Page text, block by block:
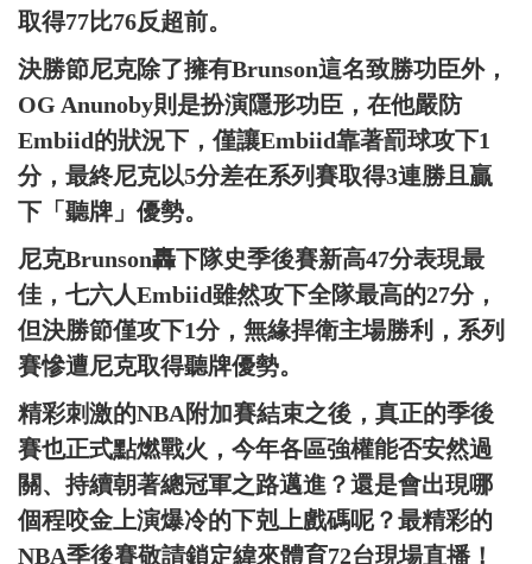
取得77比76反超前。
決勝節尼克除了擁有Brunson這名致勝功臣外，
OG Anunoby則是扮演隱形功臣，在他嚴防
Embiid的狀況下，僅讓Embiid靠著罰球攻下1
分，最終尼克以5分差在系列賽取得3連勝且贏
下「聽牌」優勢。
尼克Brunson轟下隊史季後賽新高47分表現最
佳，七六人Embiid雖然攻下全隊最高的27分，
但決勝節僅攻下1分，無緣捍衛主場勝利，系列
賽慘遭尼克取得聽牌優勢。
精彩刺激的NBA附加賽結束之後，真正的季後
賽也正式點燃戰火，今年各區強權能否安然過
關、持續朝著總冠軍之路邁進？還是會出現哪
個程咬金上演爆冷的下剋上戲碼呢？最精彩的
NBA季後賽敬請鎖定緯來體育72台現場直播！